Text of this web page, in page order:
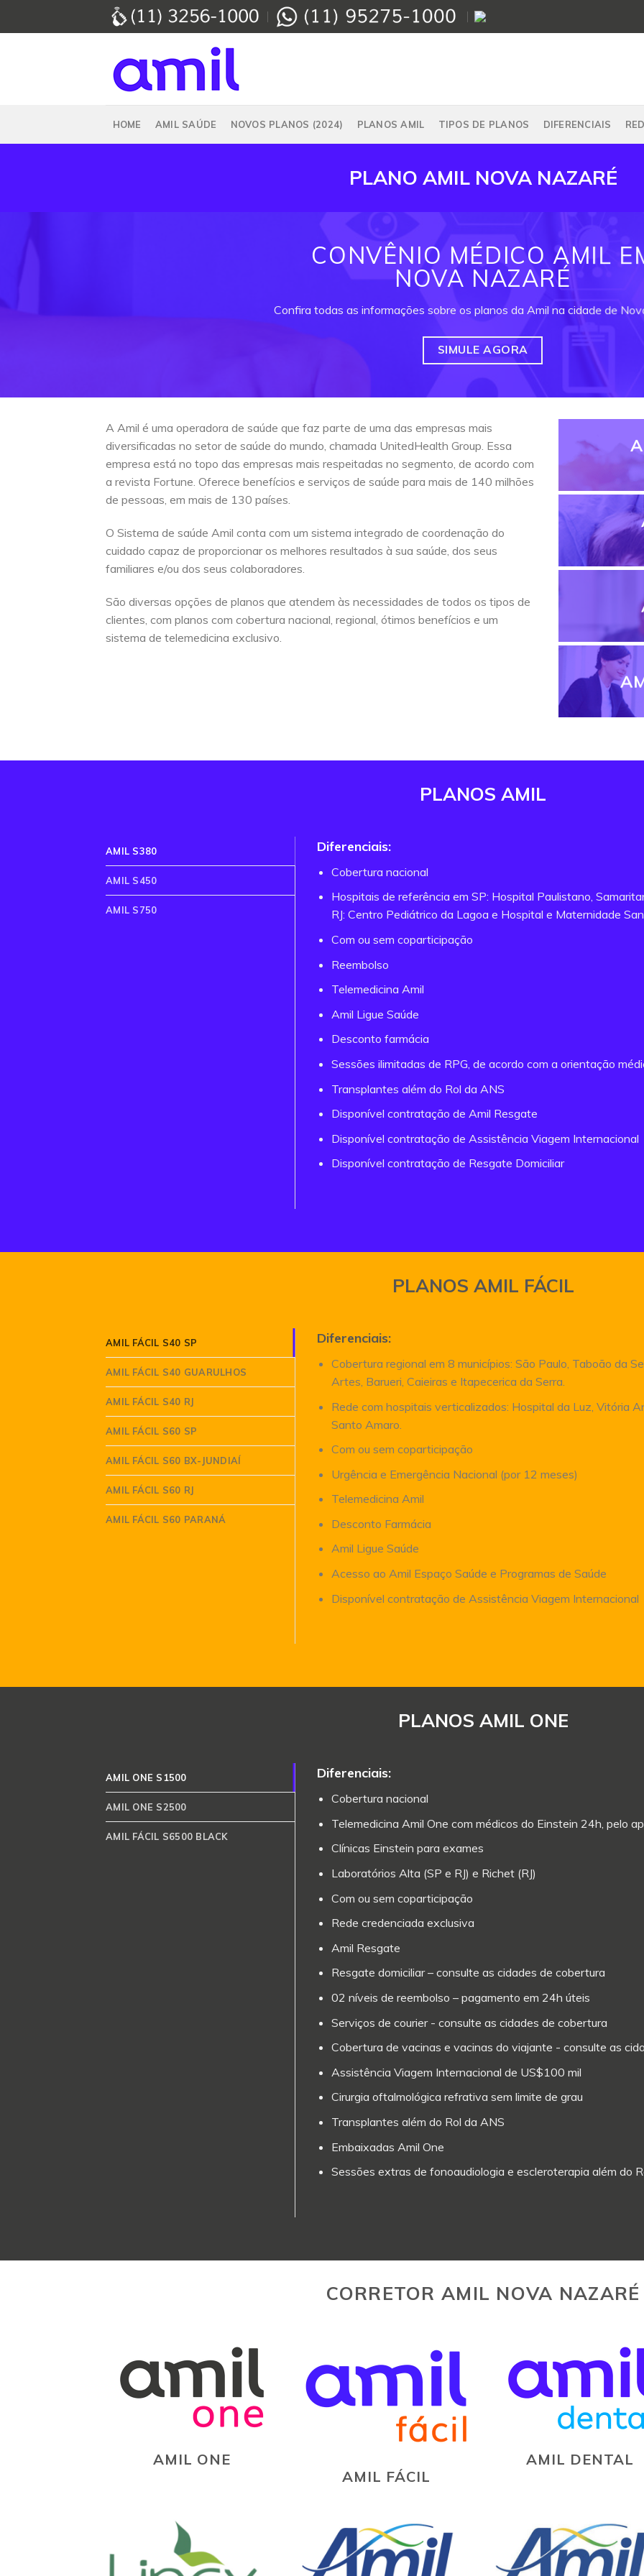
HOME AMIL SAÚDE NOVOS PLANOS (2024) PLANOS AMIL TIPOS DE PLANOS DIFERENCIAIS
PLANO AMIL NOVA NAZARÉ
CONVÊNIO MÉDICO AMIL
NOVA NAZARÉ
Confira todas as informações sobre os planos da Amil na cidade de
SIMULE AGORA
A Amil é uma operadora de saúde que faz parte de uma das empresas mais
diversificadas no setor de saúde do mundo, chamada UnitedHealth Group. Essa
empresa está no topo das empresas mais respeitadas no segmento, de acordo com
a revista Fortune. Oferece benefícios e serviços de saúde para mais de 140 milhões
de pessoas, em mais de 130 países.
O Sistema de saúde Amil conta com um sistema integrado de coordenação do
cuidado capaz de proporcionar os melhores resultados à sua saúde, dos seus
familiares e/ou dos seus colaboradores.
São diversas opções de planos que atendem às necessidades de todos os tipos de
clientes, com planos com cobertura nacional, regional, ótimos benefícios e um
sistema de telemedicina exclusivo.
PLANOS AMIL
AMIL S380
AMIL S450
AMIL S750
Diferenciais:
Cobertura nacional
Hospitais de referência em SP: Hospital Paulistano,
RJ: Centro Pediátrico da Lagoa e Hospital e Maternidade
Com ou sem coparticipação
Reembolso
Telemedicina Amil
Amil Ligue Saúde
Desconto farmácia
Sessões ilimitadas de RPG, de acordo com a orientação
Transplantes além do Rol da ANS
Disponível contratação de Amil Resgate
Disponível contratação de Assistência Viagem Internacional
Disponível contratação de Resgate Domiciliar
PLANOS AMIL FÁCIL
AMIL FÁCIL S40 SP
AMIL FÁCIL S40 GUARULHOS
AMIL FÁCIL S40 RJ
AMIL FÁCIL S60 SP
AMIL FÁCIL S60 BX-JUNDIAÍ
AMIL FÁCIL S60 RJ
AMIL FÁCIL S60 PARANÁ
Diferenciais:
Cobertura regional em 8 municípios: São Paulo, Taboão da
Artes, Barueri, Caieiras e Itapecerica da Serra.
Rede com hospitais verticalizados: Hospital da Luz, Vitória
Santo Amaro.
Com ou sem coparticipação
Urgência e Emergência Nacional (por 12 meses)
Telemedicina Amil
Desconto Farmácia
Amil Ligue Saúde
Acesso ao Amil Espaço Saúde e Programas de Saúde
Disponível contratação de Assistência Viagem Internacional
PLANOS AMIL ONE
AMIL ONE S1500
AMIL ONE S2500
AMIL FÁCIL S6500 BLACK
Diferenciais:
Cobertura nacional
Telemedicina Amil One com médicos do Einstein 24h, pelo
Clínicas Einstein para exames
Laboratórios Alta (SP e RJ) e Richet (RJ)
Com ou sem coparticipação
Rede credenciada exclusiva
Amil Resgate
Resgate domiciliar – consulte as cidades de cobertura
02 níveis de reembolso – pagamento em 24h úteis
Serviços de courier - consulte as cidades de cobertura
Cobertura de vacinas e vacinas do viajante - consulte as
Assistência Viagem Internacional de US$100 mil
Cirurgia oftalmológica refrativa sem limite de grau
Transplantes além do Rol da ANS
Embaixadas Amil One
Sessões extras de fonoaudiologia e escleroterapia além do
CORRETOR AMIL NOVA NAZARÉ
AMIL ONE
AMIL FÁCIL
AMIL DENTAL